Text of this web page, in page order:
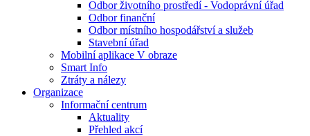
Odbor životního prostředí - Vodoprávní úřad
Odbor finanční
Odbor místního hospodářství a služeb
Stavební úřad
Mobilní aplikace V obraze
Smart Info
Ztráty a nálezy
Organizace
Informační centrum
Aktuality
Přehled akcí